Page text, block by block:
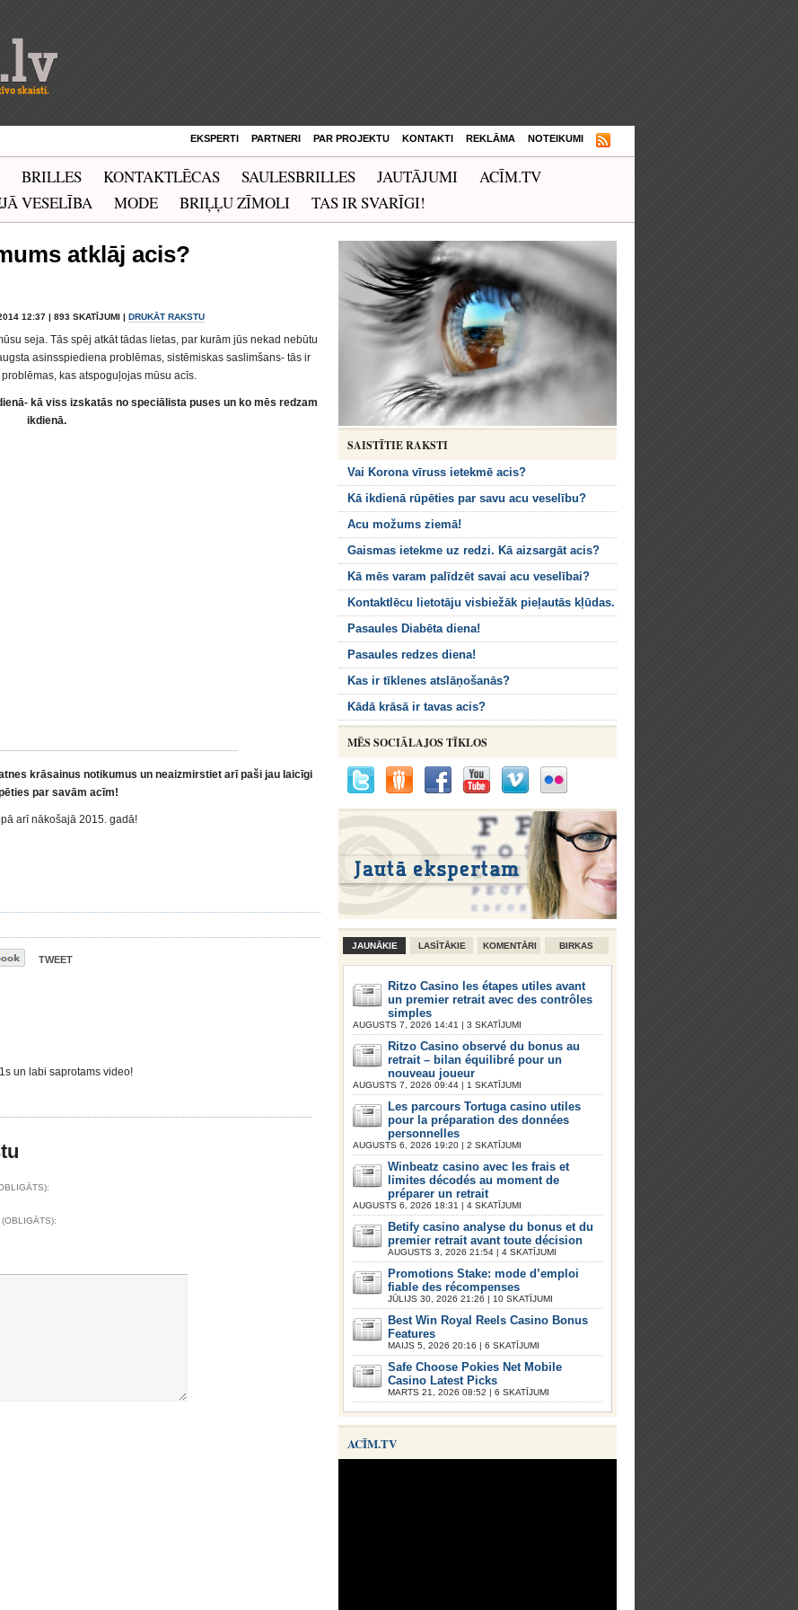
EKSPERTI PARTNERI PAR PROJEKTU KONTAKTI REKLĀMA NOTEIKUMI
BRILLES KONTAKTLĒCAS SAULESBRILLES JAUTĀJUMI
ACĪM.TV
VESELĪBA MODE BRIĻĻU ZĪMOLI TAS IR SVARĪGI!
atklāj acis?
12:37 | 893 SKATĪJUMI | DRUKĀT RAKSTU
seja. Tās spēj atkāt tādas lietas, par kurām jūs nekad nebūtu
asinsspiediena problēmas, sistēmiskas saslimšans- tās ir
kas atspoguļojas mūsu acīs.
kā viss izskatās no speciālista puses un ko mēs redzam
ikdienā.
krāsainus notikumus un neaizmirstiet arī paši jau laicīgi
par savām acīm!
arī nākošajā 2015. gadā!
TWEET
un labi saprotams video!
SAISTĪTIE RAKSTI
Vai Korona vīruss ietekmē acis?
Kā ikdienā rūpēties par savu acu veselību?
Acu možums ziemā!
Gaismas ietekme uz redzi. Kā aizsargāt acis?
Kā mēs varam palīdzēt savai acu veselībai?
Kontaktlēcu lietotāju visbiežāk pieļautās kļūdas.
Pasaules Diabēta diena!
Pasaules redzes diena!
Kas ir tīklenes atslāņošanās?
Kādā krāsā ir tavas acis?
MĒS SOCIĀLAJOS TĪKLOS
JAUNĀKIE LASĪTĀKIE KOMENTĀRI BIRKAS
Ritzo Casino les étapes utiles avant
un premier retrait avec des contrôles
simples
AUGUSTS 7, 2026 14:41 | 3 SKATĪJUMI
Ritzo Casino observé du bonus au
retrait – bilan équilibré pour un
nouveau joueur
AUGUSTS 7, 2026 09:44 | 1 SKATĪJUMI
Les parcours Tortuga casino utiles
pour la préparation des données
personnelles
AUGUSTS 6, 2026 19:20 | 2 SKATĪJUMI
Winbeatz casino avec les frais et
limites décodés au moment de
préparer un retrait
AUGUSTS 6, 2026 18:31 | 4 SKATĪJUMI
Betify casino analyse du bonus et du
premier retrait avant toute décision
AUGUSTS 3, 2026 21:54 | 4 SKATĪJUMI
Promotions Stake: mode d’emploi
fiable des récompenses
JŪLIJS 30, 2026 21:26 | 10 SKATĪJUMI
Best Win Royal Reels Casino Bonus
Features
MAIJS 5, 2026 20:16 | 6 SKATĪJUMI
Safe Choose Pokies Net Mobile
Casino Latest Picks
MARTS 21, 2026 08:52 | 6 SKATĪJUMI
ACĪM.TV